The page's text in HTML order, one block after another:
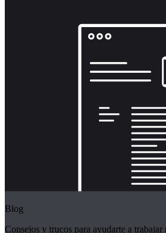
Blog
Consejos y trucos para ayudarte a trabajar